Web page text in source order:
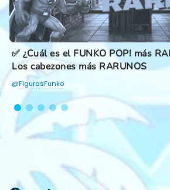
es el FUNKO POP! más RARO
más RARUNOS